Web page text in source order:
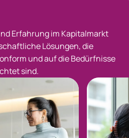
Erfahrung im Kapitalmarkt
Lösungen, die
und auf die Bedürfnisse
sind.